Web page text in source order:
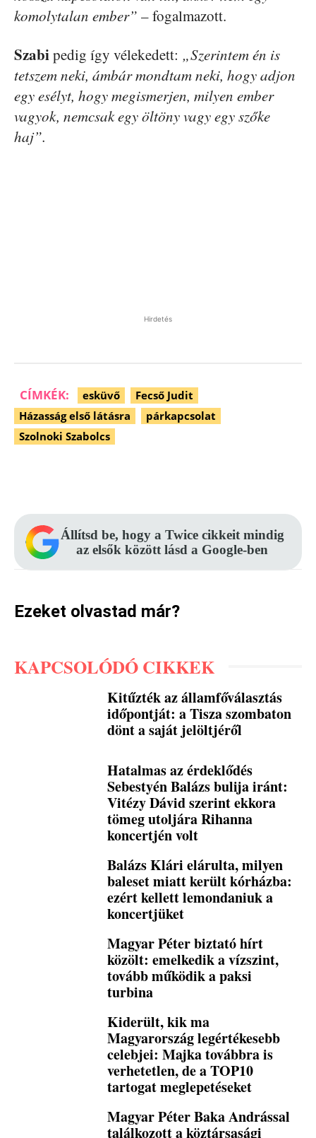
komolytalan ember” – fogalmazott.
Szabipedig így vélekedett: „Szerintem én is
tetszem neki, ámbár mondtam neki, hogy adjon
egy esélyt, hogy megismerjen, milyen ember
vagyok, nemcsak egy öltöny vagy egy szőke
haj”.
Hirdetés
CÍMKÉK: esküvő
Fecső Judit
Házasság első látásra
párkapcsolat
Szolnoki Szabolcs
Állítsd be, hogy a Twice cikkeit mindig
az elsők között lásd a Google-ben
Ezeket olvastad már?
KAPCSOLÓDÓ CIKKEK
Kitűzték az államfőválasztás
időpontját: a Tisza szombaton
dönt a saját jelöltjéről
Hatalmas az érdeklődés
Sebestyén Balázs bulija iránt:
Vitézy Dávid szerint ekkora
tömeg utoljára Rihanna
koncertjén volt
Balázs Klári elárulta, milyen
baleset miatt került kórházba:
ezért kellett lemondaniuk a
koncertjüket
Magyar Péter biztató hírt
közölt: emelkedik a vízszint,
tovább működik a paksi
turbina
Kiderült, kik ma
Magyarország legértékesebb
celebjei: Majka továbbra is
verhetetlen, de a TOP10
tartogat meglepetéseket
Magyar Péter Baka Andrással
találkozott a köztársasági